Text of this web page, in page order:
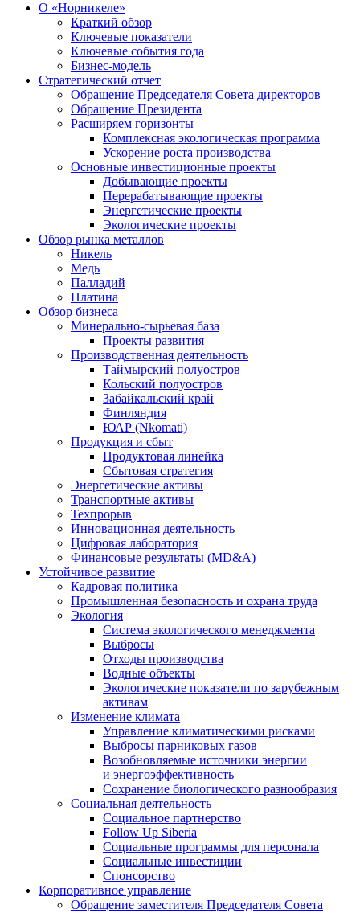
О «Норникеле»
Краткий обзор
Ключевые показатели
Ключевые события года
Бизнес-модель
Стратегический отчет
Обращение Председателя Совета директоров
Обращение Президента
Расширяем горизонты
Комплексная экологическая программа
Ускорение роста производства
Основные инвестиционные проекты
Добывающие проекты
Перерабатывающие проекты
Энергетические проекты
Экологические проекты
Обзор рынка металлов
Никель
Медь
Палладий
Платина
Обзор бизнеса
Минерально-сырьевая база
Проекты развития
Производственная деятельность
Таймырский полуостров
Кольский полуостров
Забайкальский край
Финляндия
ЮАР (Nkomati)
Продукция и сбыт
Продуктовая линейка
Сбытовая стратегия
Энергетические активы
Транспортные активы
Техпрорыв
Инновационная деятельность
Цифровая лаборатория
Финансовые результаты (MD&A)
Устойчивое развитие
Кадровая политика
Промышленная безопасность и охрана труда
Экология
Система экологического менеджмента
Выбросы
Отходы производства
Водные объекты
Экологические показатели по зарубежным
активам
Изменение климата
Управление климатическими рисками
Выбросы парниковых газов
Возобновляемые источники энергии
и энергоэффективность
Сохранение биологического разнообразия
Социальная деятельность
Социальное партнерство
Follow Up Siberia
Социальные программы для персонала
Социальные инвестиции
Спонсорство
Корпоративное управление
Обращение заместителя Председателя Совета